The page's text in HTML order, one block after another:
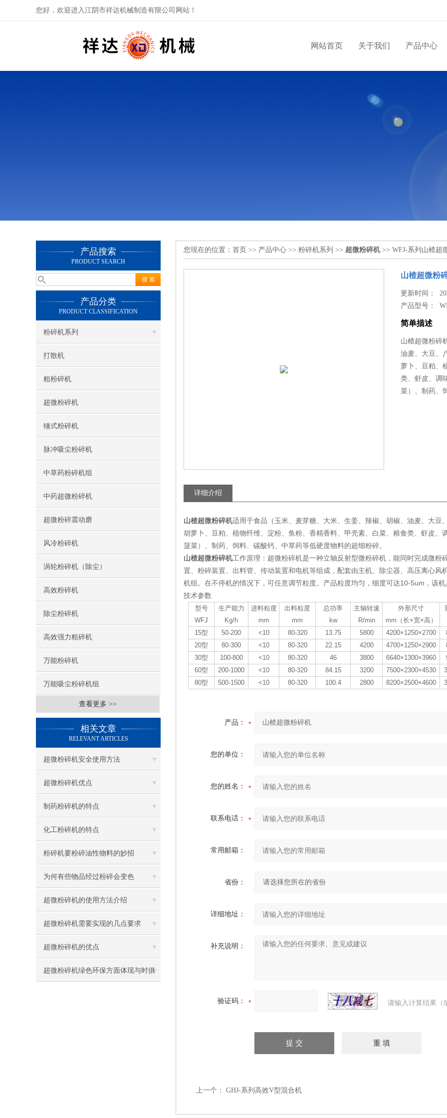
您好，欢迎进入江阴市祥达机械制造有限公司网站！
网站首页 关于我们 产品中心
产品搜索
PRODUCT SEARCH
产品分类
PRODUCT CLASSIFICATION
粉碎机系列
打散机
粗粉碎机
超微粉碎机
锤式粉碎机
脉冲吸尘粉碎机
中草药粉碎机组
中药超微粉碎机
超微粉碎震动磨
风冷粉碎机
涡轮粉碎机（除尘）
高效粉碎机
除尘粉碎机
高效强力粗碎机
万能粉碎机
万能吸尘粉碎机组
查看更多 >>
相关文章
RELEVANT ARTICLES
超微粉碎机安全使用方法
超微粉碎机优点
制药粉碎机的特点
化工粉碎机的特点
粉碎机要粉碎油性物料的妙招
为何有些物品经过粉碎会变色
超微粉碎机的使用方法介绍
超微粉碎机需要实现的几点要求
超微粉碎机的优点
超微粉碎机绿色环保方面体现与时俱
您现在的位置： 首页 >> 产品中心 >> 粉碎机系列 >> 超微粉碎机>> WFJ-系列山楂超
山楂超微粉
更新时间：
产品型号：
简单描述
山楂超微粉碎
油麦、大豆、
萝卜、豆粕、
类、虾皮、调
菜）、制药、
详细介绍
山楂超微粉碎机适用于食品（玉米、麦芽糖、大米、生姜、辣椒、胡椒、油麦、大
胡萝卜、豆粕、植物纤维、淀粉、鱼粉、香精香料、甲壳素、白菜、粮食类、虾皮
菠菜）、制药、饲料、碳酸钙、中草药等低硬度物料的超细粉碎。
山楂超微粉碎机工作原理：超微粉碎机是一种立轴反射型微粉碎机，能同时完成微
置、粉碎装置、出料管、传动装置和电机等组成，配套由主机、除尘器、高压离心
机组。在不停机的情况下，可任意调节粒度。产品粒度均匀，细度可达10-5um，该
技术参数
型号
WFJ
生产能力
Kg/h
进料粒度
mm
出料粒度
mm
总功率
kw
主轴转速
R/min
外形尺寸
mm（长×宽×高）
15型 50-200 <10 80-320 13.75 5800 4200×1250×2700
20型
80-300 <10 80-320 22.15 4200 4700×1250×2900
30型
100-800 <10 80-320 46 3800 6640×1300×3960
60型
200-1000 <10 80-320 84.15 3200 7500×2300×4530
80型
500-1500 <10 80-320 100.4 2800 8200×2500×4600
产品：
您的单位：
您的姓名：
联系电话：
常用邮箱：
省份：
详细地址：
补充说明：
验证码： 请输入计算结果（
上一个： GHJ-系列高效V型混合机